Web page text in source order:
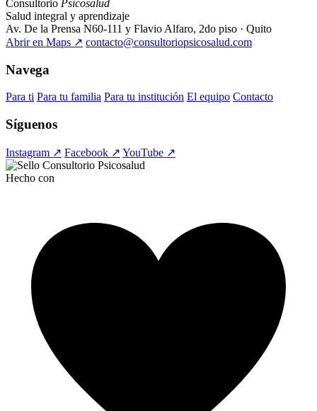
Consultorio Psicosalud
Salud integral y aprendizaje
Av. De la Prensa N60-111 y Flavio Alfaro, 2do piso · Quito
Abrir en Maps ↗ contacto@consultoriopsicosalud.com
Navega
Para ti Para tu familia Para tu institución El equipo Contacto
Síguenos
Instagram ↗ Facebook ↗ YouTube ↗
Hecho con